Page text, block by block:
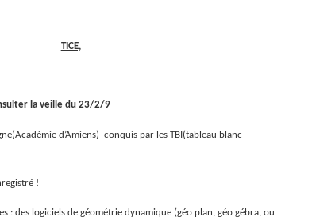
TICE,
la veille du 23/2/9
d’Amiens) conquis par les TBI(tableau blanc
!
: des logiciels de géométrie dynamique (géo plan, géo gébra, ou